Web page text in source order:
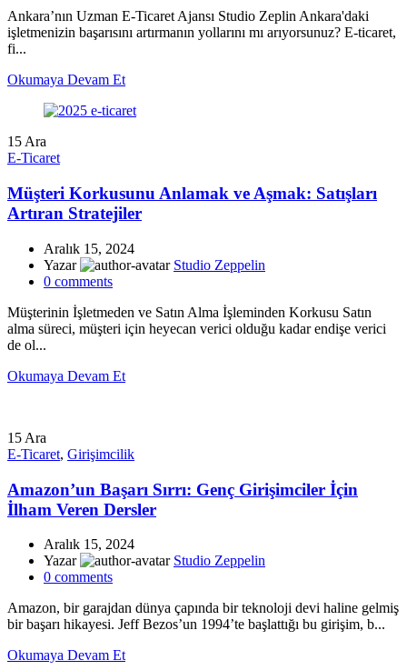
Ankara’nın Uzman E-Ticaret Ajansı Studio Zeplin Ankara'daki
işletmenizin başarısını artırmanın yollarını mı arıyorsunuz? E-ticaret,
fi...
Okumaya Devam Et
15 Ara
E-Ticaret
Müşteri Korkusunu Anlamak ve Aşmak: Satışları
Artıran Stratejiler
Aralık 15, 2024
Yazar
Studio Zeppelin
0 comments
Müşterinin İşletmeden ve Satın Alma İşleminden Korkusu Satın
alma süreci, müşteri için heyecan verici olduğu kadar endişe verici
de ol...
Okumaya Devam Et
15 Ara
E-Ticaret, Girişimcilik
Amazon’un Başarı Sırrı: Genç Girişimciler İçin
İlham Veren Dersler
Aralık 15, 2024
Yazar
Studio Zeppelin
0 comments
Amazon, bir garajdan dünya çapında bir teknoloji devi haline gelmiş
bir başarı hikayesi. Jeff Bezos’un 1994’te başlattığı bu girişim, b...
Okumaya Devam Et